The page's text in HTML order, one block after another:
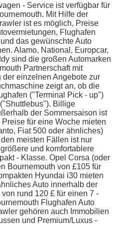
- Service ist verfügbar für
Mit Hilfe der
ist es möglich, Preise
Flughafen
das gewünschte Auto
Alamo, National, Europcar,
sind die großen Automarken
Partnerschaft mit
einzelnen Angebote zur
zeigt an, ob die
("Terminal Pick - up")
Billige
der Sommersaison ist
für eine Woche mieten
Fiat 500 oder ähnliches)
meisten Fällen ist nur
und komfortablere
- Klasse. Opel Corsa (oder
Bournemouth von £105 für
Hyundai i30 mieten
Auto innerhalb der
rund 120 £ für einen 7 -
Flughafen Auto
gehören auch Immobilien
und Premium/Luxus -